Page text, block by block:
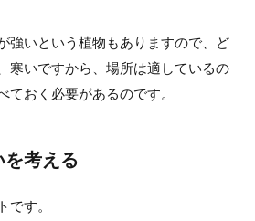
強いという植物もありますので、ど
寒いですから、場所は適しているの
ておく必要があるのです。
考える
です。